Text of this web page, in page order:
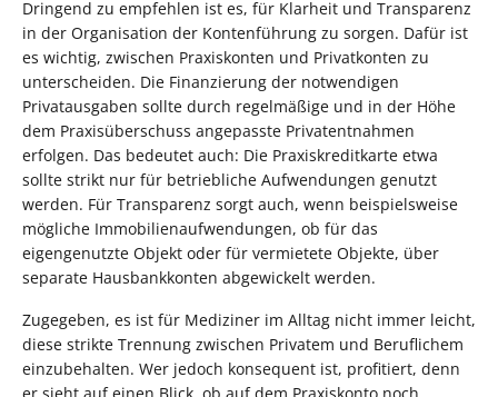
Dringend zu empfehlen ist es, für Klarheit und Transparenz
in der Organisation der Kontenführung zu sorgen. Dafür ist
es wichtig, zwischen Praxiskonten und Privatkonten zu
unterscheiden. Die Finanzierung der notwendigen
Privatausgaben sollte durch regelmäßige und in der Höhe
dem Praxisüberschuss angepasste Privatentnahmen
erfolgen. Das bedeutet auch: Die Praxiskreditkarte etwa
sollte strikt nur für betriebliche Aufwendungen genutzt
werden. Für Transparenz sorgt auch, wenn beispielsweise
mögliche Immobilienaufwendungen, ob für das
eigengenutzte Objekt oder für vermietete Objekte, über
separate Hausbankkonten abgewickelt werden.
Zugegeben, es ist für Mediziner im Alltag nicht immer leicht,
diese strikte Trennung zwischen Privatem und Beruflichem
einzubehalten. Wer jedoch konsequent ist, profitiert, denn